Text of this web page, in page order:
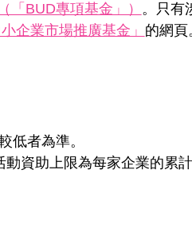
「BUD專項基金」） 。只有
小企業市場推廣基金」 的網頁
低者為準。
資助上限為每家企業的累